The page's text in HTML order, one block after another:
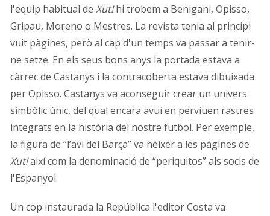
l'equip habitual de Xut!hi trobem a Benigani, Opisso,
Gripau, Moreno o Mestres. La revista tenia al principi
vuit pàgines, però al cap d'un temps va passar a tenir-
ne setze. En els seus bons anys la portada estava a
càrrec de Castanys i la contracoberta estava dibuixada
per Opisso. Castanys va aconseguir crear un univers
simbòlic únic, del qual encara avui en perviuen rastres
integrats en la història del nostre futbol. Per exemple,
la figura de “l’avi del Barça” va néixer a les pàgines de
Xut!així com la denominació de “periquitos” als socis de
l'Espanyol.
Un cop instaurada la República l'editor Costa va